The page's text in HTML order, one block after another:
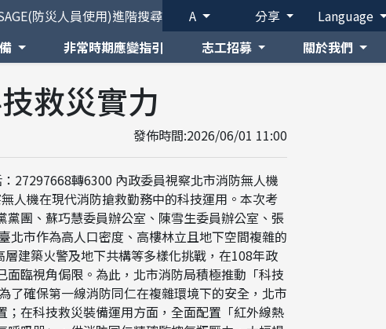
防災人員使用)進階搜尋 A 分享
Language
非常時期應變指引 志工招募 關於我們
救災實力
發佈時間:2026/06/01 11:00
27297668轉6300 內政委員視察北市消防無人機
人機在現代消防搶救勤務中的科技運用。本次考
團、蘇巧慧委員辦公室、陳雪生委員辦公室、張
北市作為高人口密度、高樓林立且地下空間複雜的
建築火警及地下共構等多樣化挑戰，在108年政
臨視角侷限。為此，北市消防局積極推動「科技
了確保第一線消防同仁在複雜環境下的安全，北市
在科技救災裝備運用方面，全面配置「紅外線熱